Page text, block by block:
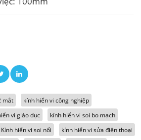
mắt
kính hiển vi công nghiệp
vi giáo dục
kính hiển vi soi bo mạch
Kính hiển vi soi nổi
kính hiển vi sửa điện thoại